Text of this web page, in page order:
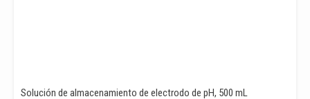
Solución de almacenamiento de electrodo de pH, 500 mL